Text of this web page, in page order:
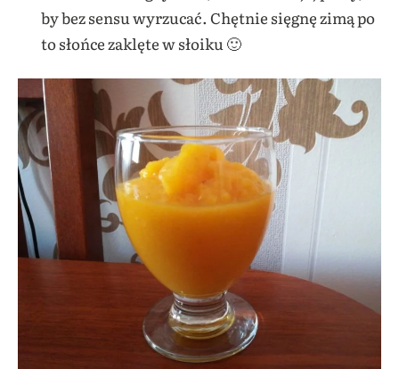
by bez sensu wyrzucać. Chętnie sięgnę zimą po
to słońce zaklęte w słoiku 🙂